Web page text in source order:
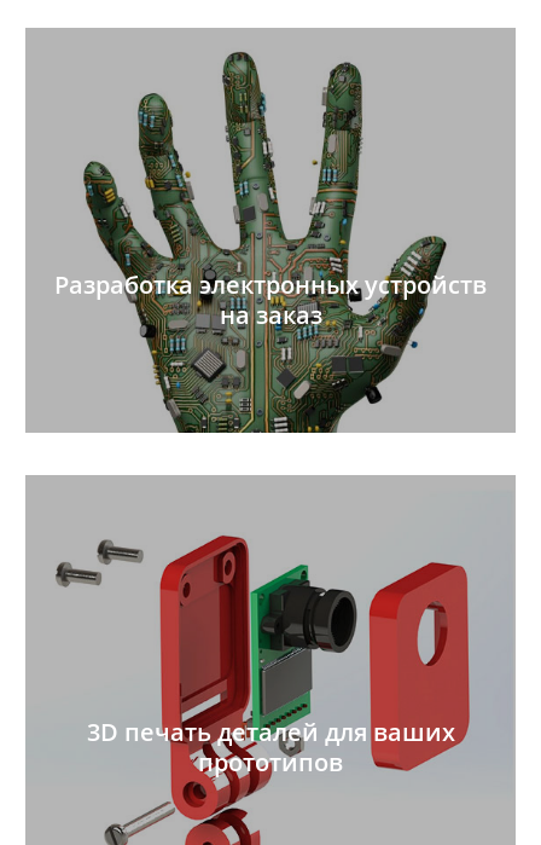
Разработка электронных устройств
на заказ
3D печать деталей для ваших
прототипов